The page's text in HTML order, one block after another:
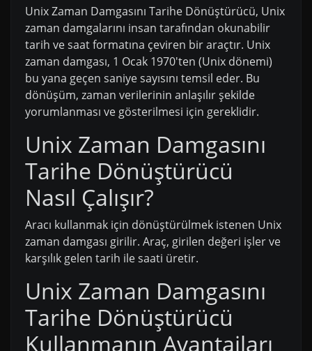
Unix Zaman Damgasını Tarihe Dönüştürücü, Unix
zaman damgalarını insan tarafından okunabilir
tarih ve saat formatına çeviren bir araçtır. Unix
zaman damgası, 1 Ocak 1970'ten (Unix dönemi)
bu yana geçen saniye sayısını temsil eder. Bu
dönüşüm, zaman verilerinin anlaşılır şekilde
yorumlanması ve gösterilmesi için gereklidir.
Unix Zaman Damgasını
Tarihe Dönüştürücü
Nasıl Çalışır?
Aracı kullanmak için dönüştürülmek istenen Unix
zaman damgası girilir. Araç, girilen değeri işler ve
karşılık gelen tarih ile saati üretir.
Unix Zaman Damgasını
Tarihe Dönüştürücü
Kullanmanın Avantajları